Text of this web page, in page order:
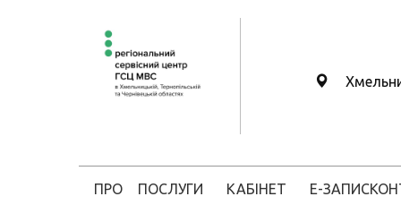
ПРО ПОСЛУГИ КАБІНЕТ Е-ЗАПИС